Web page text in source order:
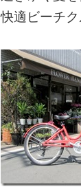
快適ビーチ